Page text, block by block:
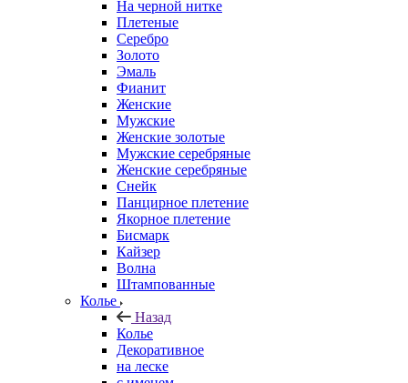
На черной нитке
Плетеные
Серебро
Золото
Эмаль
Фианит
Женские
Мужские
Женские золотые
Мужские серебряные
Женские серебряные
Снейк
Панцирное плетение
Якорное плетение
Бисмарк
Кайзер
Волна
Штампованные
Колье
Назад
Колье
Декоративное
на леске